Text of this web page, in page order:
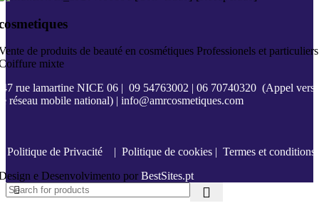
de produits de beauté en cosmétiques Professionels et particuliers
mixte
47 rue lamartine NICE 06 | 09 54763002 | 06 70740320 (Appel vers
réseau mobile national) | info@amrcosmetiques.com
Politique de Privacité | Politique de cookies | Termes et conditions
e Desenvolvimento por BestSites.pt